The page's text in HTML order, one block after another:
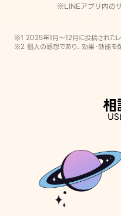
※LINEアプリ内の
※1 2025年1月〜12月に投稿されたレ
※2 個人の感想であり、効果・効能を